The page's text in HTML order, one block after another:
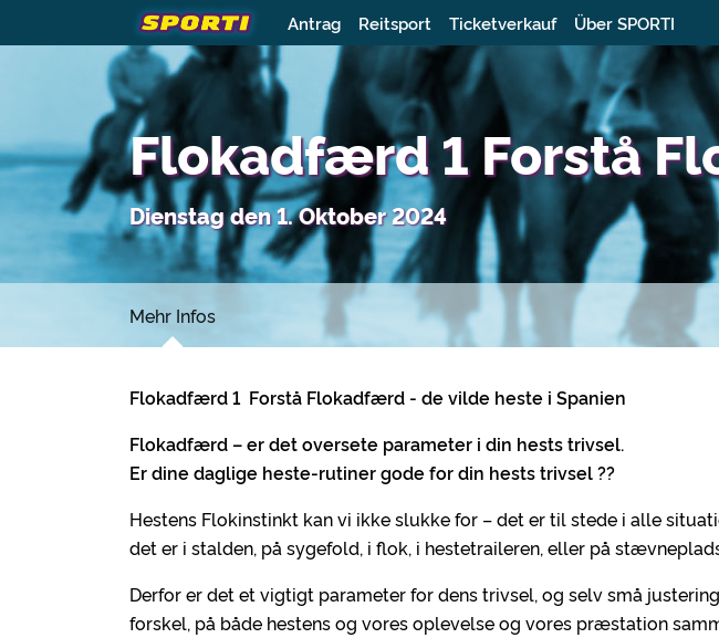
Antrag Reitsport Ticketverkauf Über SPORTI
Flokadfærd 1 Forstå
Dienstag den 1. Oktober 2024
Mehr Infos
Flokadfærd 1 Forstå Flokadfærd - de vilde heste i Spanien
Flokadfærd – er det oversete parameter i din hests trivsel.
Er dine daglige heste-rutiner gode for din hests trivsel ??
Hestens Flokinstinkt kan vi ikke slukke for – det er til stede i alle
det er i stalden, på sygefold, i flok, i hestetraileren, eller på
Derfor er det et vigtigt parameter for dens trivsel, og selv små
forskel, på både hestens og vores oplevelse og vores præstation